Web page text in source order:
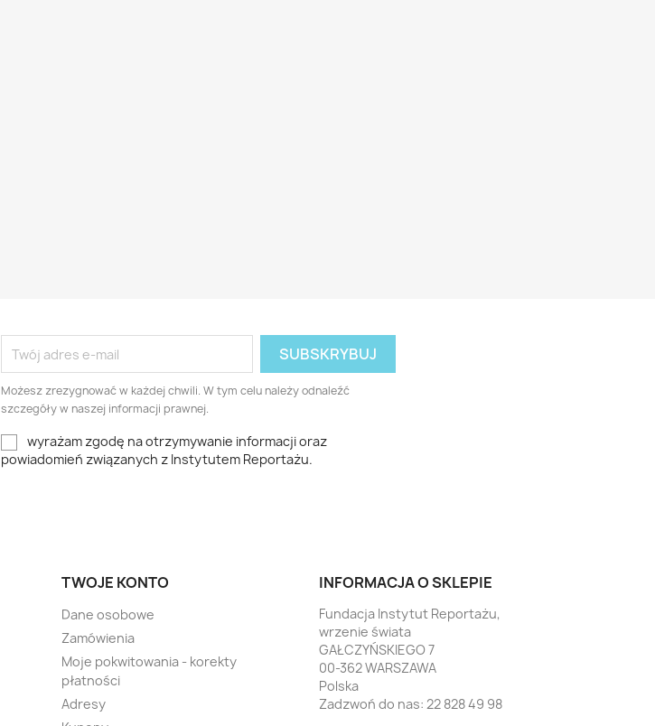
Możesz zrezygnować w każdej chwili. W tym celu należy odnaleźć
szczegóły w naszej informacji prawnej.
wyrażam zgodę na otrzymywanie informacji oraz
powiadomień związanych z Instytutem Reportażu.
TWOJE KONTO
Dane osobowe
Zamówienia
Moje pokwitowania - korekty
płatności
Adresy
INFORMACJA O SKLEPIE
Fundacja Instytut Reportażu,
wrzenie świata
GAŁCZYŃSKIEGO 7
00-362 WARSZAWA
Polska
Zadzwoń do nas: 22 828 49 98